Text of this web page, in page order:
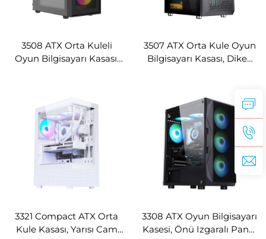
3508 ATX Orta Kuleli
Oyun Bilgisayarı Kasası,
3507 ATX Orta Kule Oyun
Bilgisayarı Kasası, Dikey
3321 Compact ATX Orta
Kule Kasası, Yarısı Cam
3308 ATX Oyun Bilgisayarı
Kasesi, Önü Izgaralı Panel